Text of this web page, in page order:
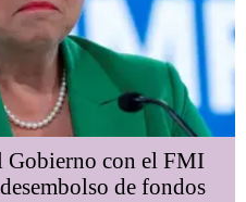
Gobierno con el FMI
de fondos